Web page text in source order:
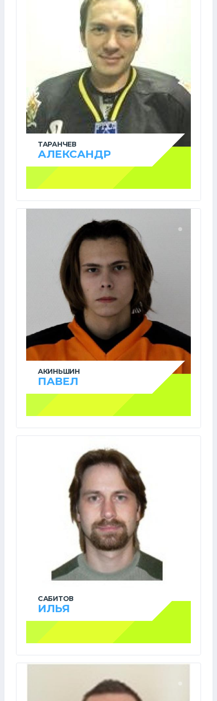
ТАРАНЧЕВ
АЛЕКСАНДР
АКИНЬШИН
ПАВЕЛ
САБИТОВ
ИЛЬЯ